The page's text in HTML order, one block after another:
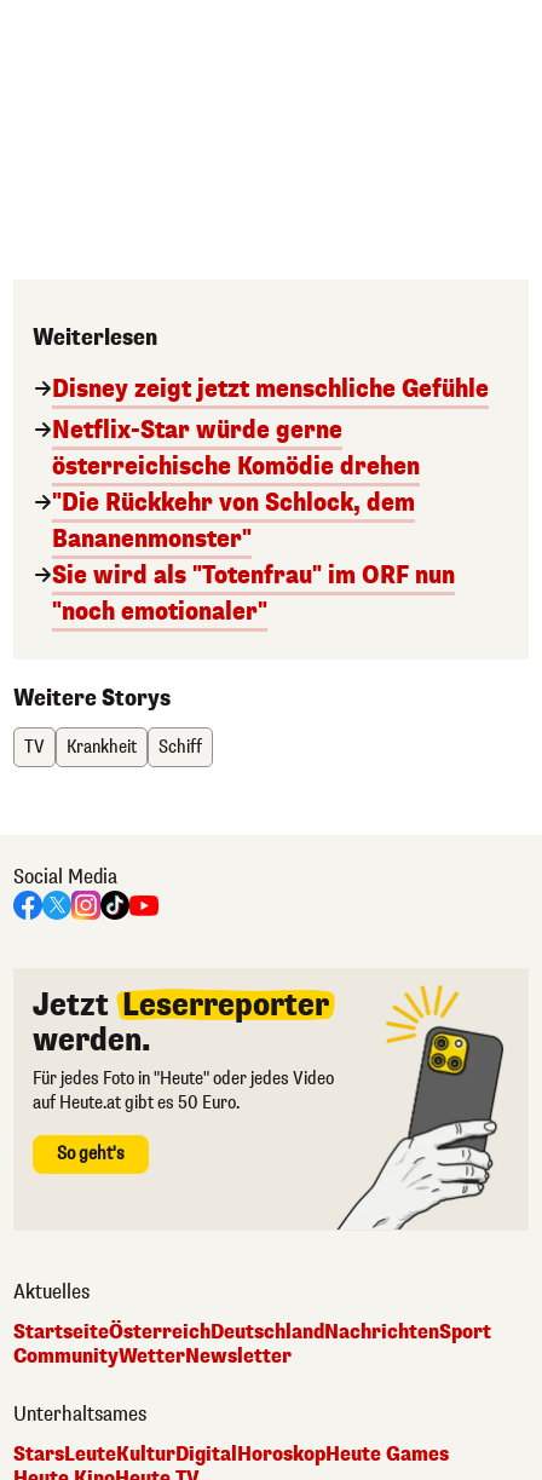
Weiterlesen
Disney zeigt jetzt menschliche Gefühle
Netflix-Star würde gerne
österreichische Komödie drehen
"Die Rückkehr von Schlock, dem
Bananenmonster"
Sie wird als "Totenfrau" im ORF nun
"noch emotionaler"
Weitere Storys
TV Krankheit Schiff
Social Media
Jetzt Leserreporter
werden.
Für jedes Foto in "Heute" oder jedes Video
auf Heute.at gibt es 50 Euro.
So geht's
Aktuelles
StartseiteÖsterreichDeutschlandNachrichtenSport
CommunityWetterNewsletter
Unterhaltsames
StarsLeuteKulturDigital HoroskopHeute Games